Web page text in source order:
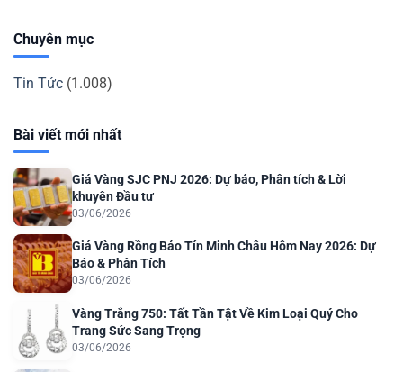
Chuyên mục
Tin Tức (1.008)
Bài viết mới nhất
Giá Vàng SJC PNJ 2026: Dự báo, Phân tích & Lời
khuyên Đầu tư
03/06/2026
Giá Vàng Rồng Bảo Tín Minh Châu Hôm Nay 2026: Dự
Báo & Phân Tích
03/06/2026
Vàng Trắng 750: Tất Tần Tật Về Kim Loại Quý Cho
Trang Sức Sang Trọng
03/06/2026